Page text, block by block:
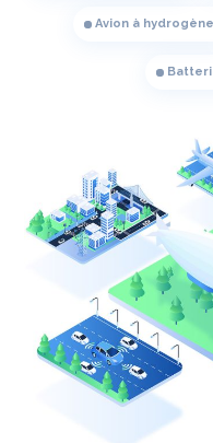
Avion à hydrogène